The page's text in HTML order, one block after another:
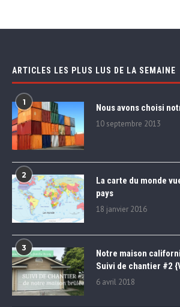
ARTICLES LES PLUS LUS DE LA SEMAINE
1 Nous avons choisi
10 septembre 2013
2
La carte du monde
pays
18 janvier 2016
3
Notre maison
Suivi de chantier #2
6 avril 2018